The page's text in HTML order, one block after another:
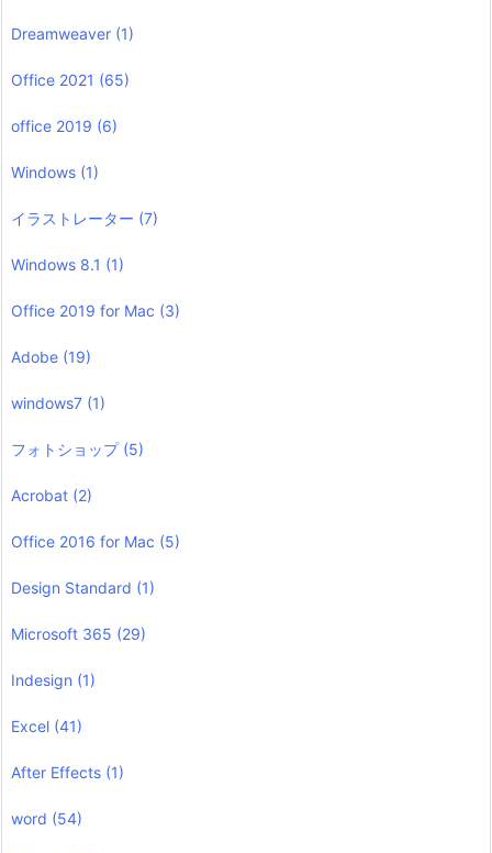
Dreamweaver (1)
Office 2021 (65)
office 2019 (6)
Windows (1)
イラストレーター (7)
Windows 8.1 (1)
Office 2019 for Mac (3)
Adobe (19)
windows7 (1)
フォトショップ (5)
Acrobat (2)
Office 2016 for Mac (5)
Design Standard (1)
Microsoft 365 (29)
Indesign (1)
Excel (41)
After Effects (1)
word (54)